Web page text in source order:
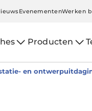
EvenementenWerken
Producten
en